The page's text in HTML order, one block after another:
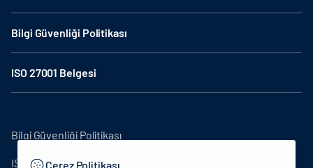
Bilgi Güvenliği Politikası
ISO 27001 Belgesi
Bilgi Güvenliği Politikası
ISO27001Çerez Politikası